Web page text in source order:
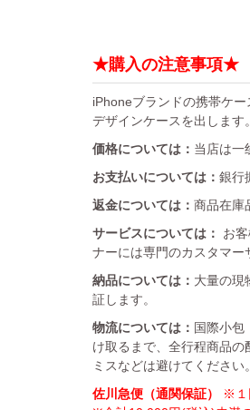
★購入の注意事項★
iPhoneブランドの携帯ケ
デザインケースを出します
価格については： 当店は一
お支払いについては： 銀行
返金については： 商品在庫
サービスについては：
お
ナーには専門のカスタマー
納品については： 大量の現
証します。
物流については： 国際小包
け取るまで、全行程商品
ミスなどは避けてください。
佐川急便（通関保証）
※１